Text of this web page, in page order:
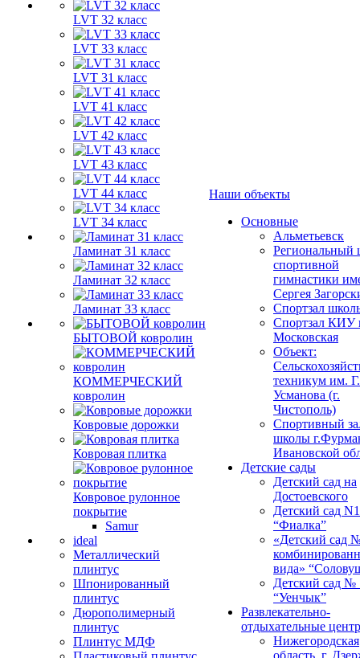
LVT 32 класс
LVT 33 класс
LVT 31 класс
LVT 41 класс
LVT 42 класс
LVT 43 класс
LVT 44 класс
LVT 34 класс
Ламинат 31 класс
Ламинат 32 класс
Ламинат 33 класс
БЫТОВОЙ ковролин
КОММЕРЧЕСКИЙ
ковролин
Ковровые дорожки
Ковровая плитка
Ковровое рулонное
покрытие
Samur
ideal
Металлический
плинтус
Шпонированный
плинтус
Дюрополимерный
плинтус
Плинтус МДФ
Наши объекты
Основные
Альметьевск
Региональный
спортивной
гимнастики
Сергея
Спортзал
Спортзал КИУ
Московская
Объект:
техникум им.
Усманова (г.
Чистополь)
Спортивный
школы
Ивановской
Детские сады
Детский сад на
Достоевского
Детский сад
“Фиалка”
«Детский сад
вида»
Детский сад №
“Уенчык”
Развлекательно-
отдыхательные
Нижегородская
область, г.